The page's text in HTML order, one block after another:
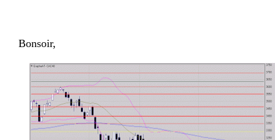
Bonsoir,